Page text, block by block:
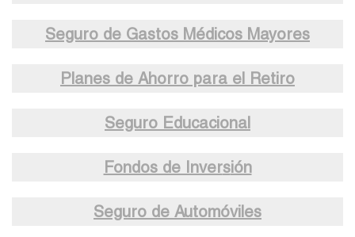
Seguro de Gastos Médicos Mayores
Planes de Ahorro para el Retiro
Seguro Educacional
Fondos de Inversión
Seguro de Automóviles